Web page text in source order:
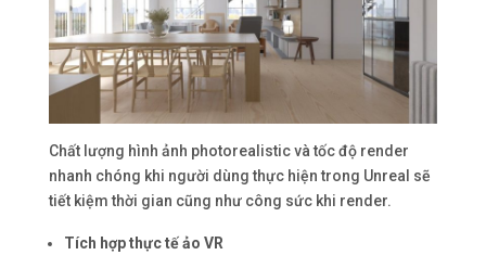
Chất lượng hình ảnh photorealistic và tốc độ render
nhanh chóng khi người dùng thực hiện trong Unreal sẽ
tiết kiệm thời gian cũng như công sức khi render.
Tích hợp thực tế ảo VR